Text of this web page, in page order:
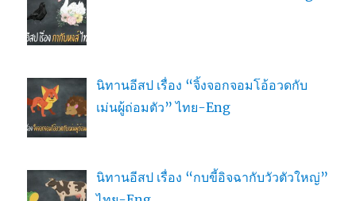
นิทานอีสป เรื่อง “จิ้งจอกจอมโอ้อวดกับ
เม่นผู้ถ่อมตัว” ไทย-Eng
นิทานอีสป เรื่อง “กบขี้อิจฉากับวัวตัวใหญ่”